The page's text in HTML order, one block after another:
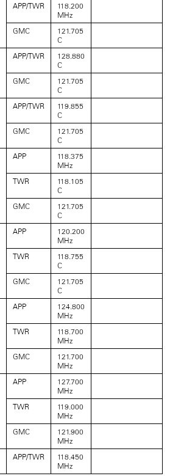
APP/TWR
118.200
MHz
GMC
121.705
C
APP/TWR
128.880
C
GMC
121.705
C
APP/TWR
119.855
C
GMC
121.705
C
APP
118.375
MHz
TWR
118.105
C
GMC
121.705
C
APP
120.200
MHz
TWR
118.755
C
GMC
121.705
C
APP
124.800
MHz
TWR
118.700
MHz
GMC
121.700
MHz
APP
127.700
MHz
TWR
119.000
MHz
GMC
121.900
MHz
APP/TWR
118.450
MHz